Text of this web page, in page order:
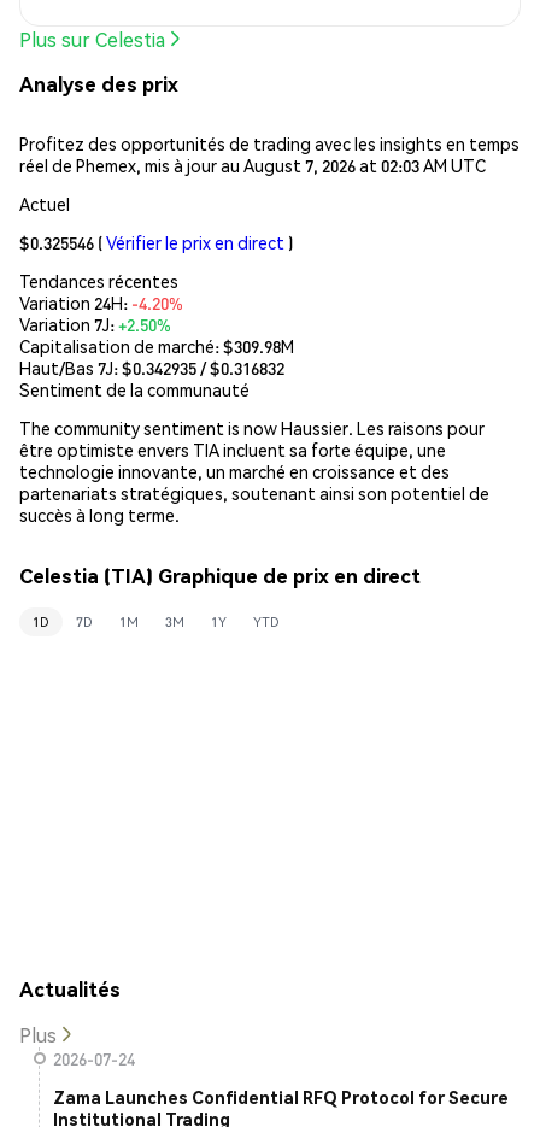
Plus sur Celestia
Analyse des prix
Profitez des opportunités de trading avec les insights en temps
réel de Phemex, mis à jour au August 7, 2026 at 02:03 AM UTC
Actuel
$0.325546 (Vérifier le prix en direct )
Tendances récentes
Variation 24H: -4.20%
Variation 7J:+2.50%
Capitalisation de marché:$309.98M
Haut/Bas 7J: $0.342935/ $0.316832
Sentiment de la communauté
The community sentiment is now Haussier. Les raisons pour
être optimiste envers TIA incluent sa forte équipe, une
technologie innovante, un marché en croissance et des
partenariats stratégiques, soutenant ainsi son potentiel de
succès à long terme.
Celestia (TIA) Graphique de prix en direct
1D 7D 1M 3M 1Y YTD
Actualités
Plus
2026-07-24
Zama Launches Confidential RFQ Protocol for Secure
Institutional Trading